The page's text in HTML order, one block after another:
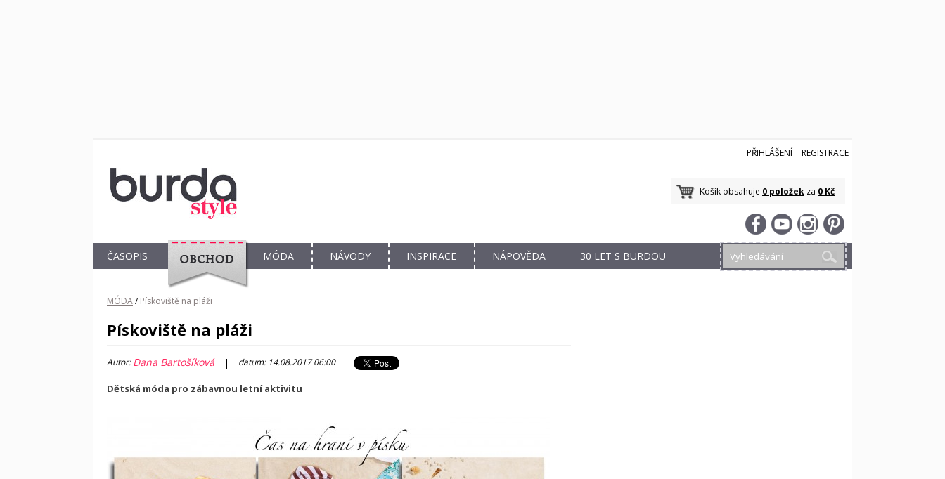
PŘIHLÁŠENÍ REGISTRACE
Košík obsahuje 0 položek za 0 Kč
ČASOPIS
OBCHOD
MÓDA NÁVODY INSPIRACE NÁPOVĚDA 30 LET S BURDOU
MÓDA/ Pískoviště na pláži
Pískoviště na pláži
Autor:Dana Bartošíková | datum: 14.08.2017 06:00
Dětská móda pro zábavnou letní aktivitu